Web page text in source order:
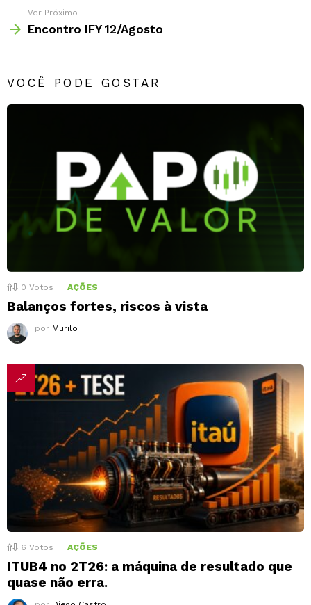
Ver Próximo
Encontro IFY 12/Agosto
VOCÊ PODE GOSTAR
0 Votos AÇÕES
Balanços fortes, riscos à vista
por Murilo
6 Votos AÇÕES
ITUB4 no 2T26: a máquina de resultado que
quase não erra.